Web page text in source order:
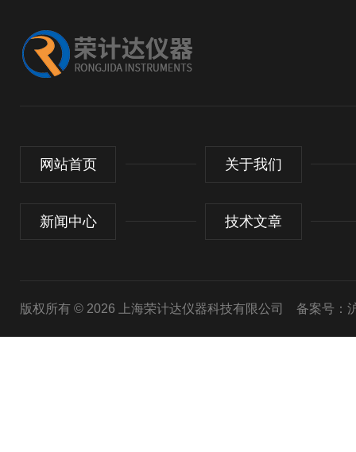
网站首页 关于我们
新闻中心 技术文章
版权所有 © 2026 上海荣计达仪器科技有限公司 备案号：